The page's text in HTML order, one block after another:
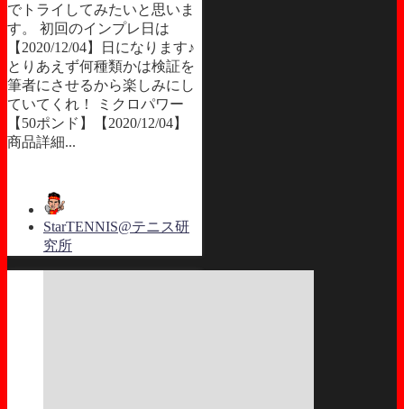
でトライしてみたいと思いま
す。 初回のインプレ日は
【2020/12/04】日になります♪
とりあえず何種類かは検証を
筆者にさせるから楽しみにし
ていてくれ！ ミクロパワー
【50ポンド】【2020/12/04】
商品詳細...
StarTENNIS@テニス研
究所